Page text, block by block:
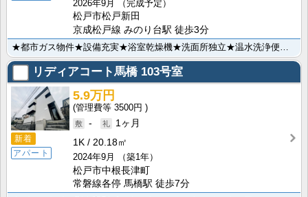
2026年9月
（完成予定）
松戸市松戸新田
京成松戸線 みのり台駅 徒歩3分
★都市ガス物件★設備充実★浴室乾燥機★洗面所独立★温水洗浄便座★2口コンロ付システムキッチン★インタ･･･
リディアコート馬橋103号室
新着
アパート
5.9万円
3500円
-
1ヶ月
1K
20.18㎡
2024年9月
（築1年）
松戸市中根長津町
常磐線各停 馬橋駅 徒歩7分